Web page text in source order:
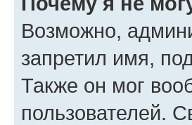
Возможно,
запретил имя,
Также он мог
пользователей.